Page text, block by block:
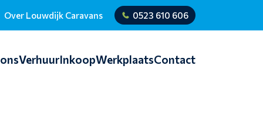
Over Louwdijk Caravans 0523 610 606
VerhuurInkoopWerkplaatsContact